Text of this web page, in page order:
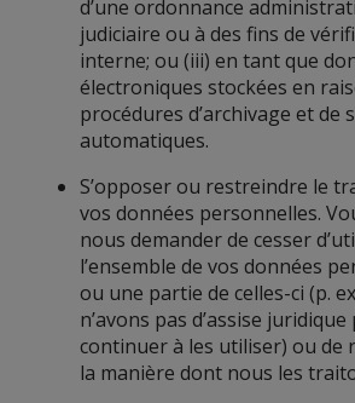
d’une ordonnance
judiciaire ou à des fins de
interne; ou (iii) en tant que
électroniques stockées en
procédures d’archivage et de
automatiques.
S’opposer ou restreindre le
vos données personnelles.
nous demander de cesser
l’ensemble de vos données
ou une partie de celles-ci (p.
n’avons pas d’assise
continuer à les utiliser) ou de
la manière dont nous les